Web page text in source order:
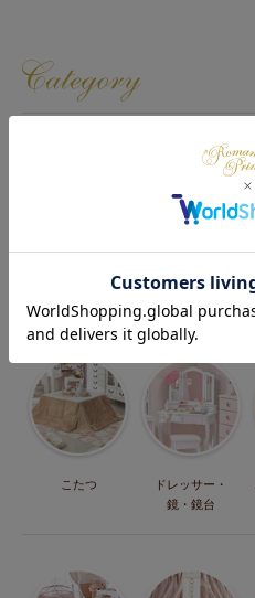
ベッド・マット
・マットレス
テレビ台・
テレビボード
こたつ
ドレッサー・
鏡・鏡台